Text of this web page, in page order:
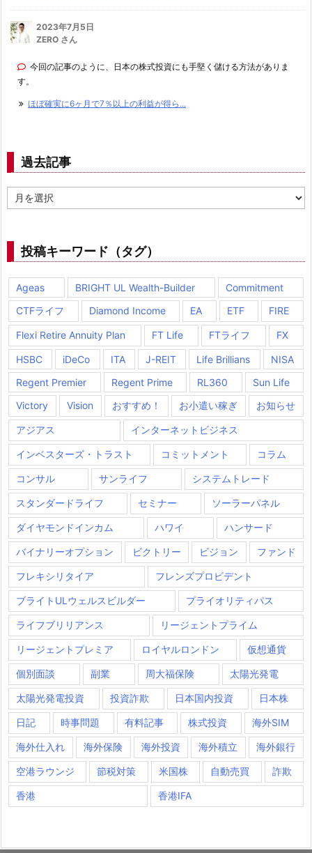
2023年7月5日
ZERO さん
今回の記事のように、日本の株式投資にも手堅く儲ける方法がありま
す。
ほぼ確実に6ヶ月で7％以上の利益が得ら...
過去記事
去
投稿キーワード（タグ）
Ageas BRIGHT UL Wealth-Builder
Commitment
CTFライフ
Diamond Income EA ETF FIRE
Flexi Retire Annuity Plan FT Life FTライフ FX
HSBC iDeCo ITA J-REIT Life Brillians
NISA
Regent Premier
Regent Prime RL360
Sun Life
Victory
Vision おすすめ！ お小遣い稼ぎ お知らせ
アジアス インターネットビジネス
インベスターズ・トラスト コミットメント コラム
コンサル サンライフ システムトレード
スタンダードライフ セミナー ソーラーパネル
ダイヤモンドインカム ハワイ ハンサード
バイナリーオプション ビクトリー ビジョン ファンド
フレキシリタイア フレンズプロビデント
ブライトULウェルスビルダー プライオリティパス
ライフブリリアンス リージェントプライム
リージェントプレミア ロイヤルロンドン 仮想通貨
個別面談 副業 周大福保険 太陽光発電
太陽光発電投資 投資詐欺 日本国内投資 日本株
日記 時事問題 有料記事 株式投資 海外SIM
海外仕入れ 海外保険 海外投資 海外積立 海外銀行
空港ラウンジ 節税対策 米国株 自動売買 詐欺
香港 香港IFA